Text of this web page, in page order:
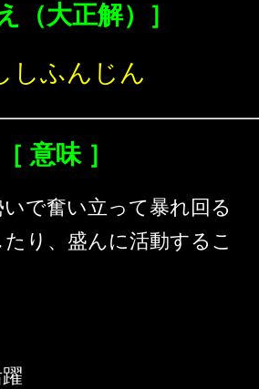
（大正解）］
しふんじん
［ 意味 ］
で奮い立って暴れ回る
り、盛んに活動するこ